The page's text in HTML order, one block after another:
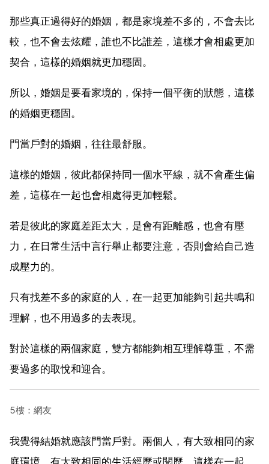
那些真正過得好的婚姻，都是家境差不多的，不會去比
較，也不會去炫耀，誰也不比誰差，這樣才會相處更加
契合，這樣的婚姻就更加穩固。
所以，婚姻是要看家境的，保持一個平衡的狀態，這樣
的婚姻更穩固。
門當戶對的婚姻，往往最舒服。
這樣的婚姻，彼此都保持同一個水平線，就不會產生偏
差，這樣在一起也會相處得更加輕鬆。
若是彼此的家庭差距太大，是會有距離感，也會有壓
力，在日常生活中言行舉止都要注意，否則會給自己造
成壓力的。
只有找差不多的家庭的人，在一起更加能夠引起共鳴和
理解，也不用過多的去表現。
對於這樣的兩個家庭，雙方都能夠相互理解尊重，不需
要過多的取悅和迎合。
5樓：網友
我覺得結婚就應該門當戶對。兩個人，有大致相同的家
庭環境，有大致相同的生活經歷或閱歷，這樣在一起